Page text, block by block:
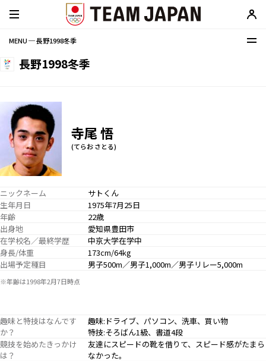
MENU ─ 長野1998冬季
長野1998冬季
寺尾 悟
(てらお さとる)
ニックネーム
サトくん
生年月日
1975年7月25日
年齢
22歳
出身地
愛知県豊田市
在学校名／最終学歴
中京大学在学中
身長/体重
173cm/64kg
出場予定種目
男子500m／男子1,000m／男子リレー5,000m
※年齢は1998年2月7日時点
趣味と特技はなんです
か？
趣味:ドライブ、パソコン、洗車、買い物
特技:そろばん1級、書道4段
競技を始めたきっかけ
は？
友達にスピードの靴を借りて、スピード感がたまら
なかった。